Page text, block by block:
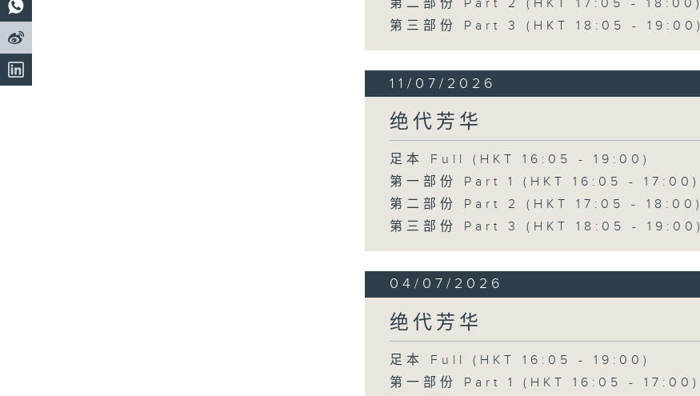
第二部份 Part 2 (HKT 17:05 - 18:00)
第三部份 Part 3 (HKT 18:05 - 19:00)
11/07/2026
绝代芳华
足本 Full (HKT 16:05 - 19:00)
第一部份 Part 1 (HKT 16:05 - 17:00)
第二部份 Part 2 (HKT 17:05 - 18:00)
第三部份 Part 3 (HKT 18:05 - 19:00)
04/07/2026
绝代芳华
足本 Full (HKT 16:05 - 19:00)
第一部份 Part 1 (HKT 16:05 - 17:00)